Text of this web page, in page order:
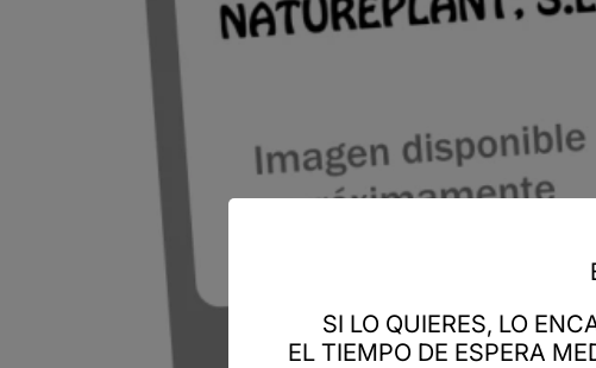
SI LO QUIERES, LO
EL TIEMPO DE ESPERA